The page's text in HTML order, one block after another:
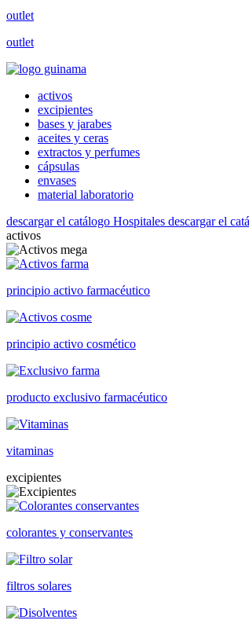
outlet
outlet
activos
excipientes
bases y jarabes
aceites y ceras
extractos y perfumes
cápsulas
envases
material laboratorio
descargar el catálogo Hospitales descargar el
activos
principio activo farmacéutico
principio activo cosmético
producto exclusivo farmacéutico
vitaminas
excipientes
colorantes y conservantes
filtros solares